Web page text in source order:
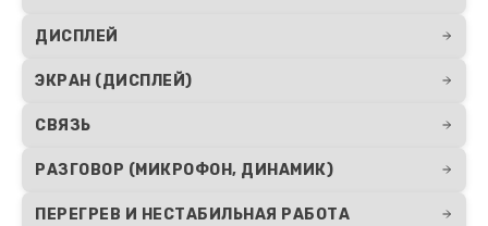
ДИСПЛЕЙ
ЭКРАН (ДИСПЛЕЙ)
СВЯЗЬ
РАЗГОВОР (МИКРОФОН, ДИНАМИК)
ПЕРЕГРЕВ И НЕСТАБИЛЬНАЯ РАБОТА